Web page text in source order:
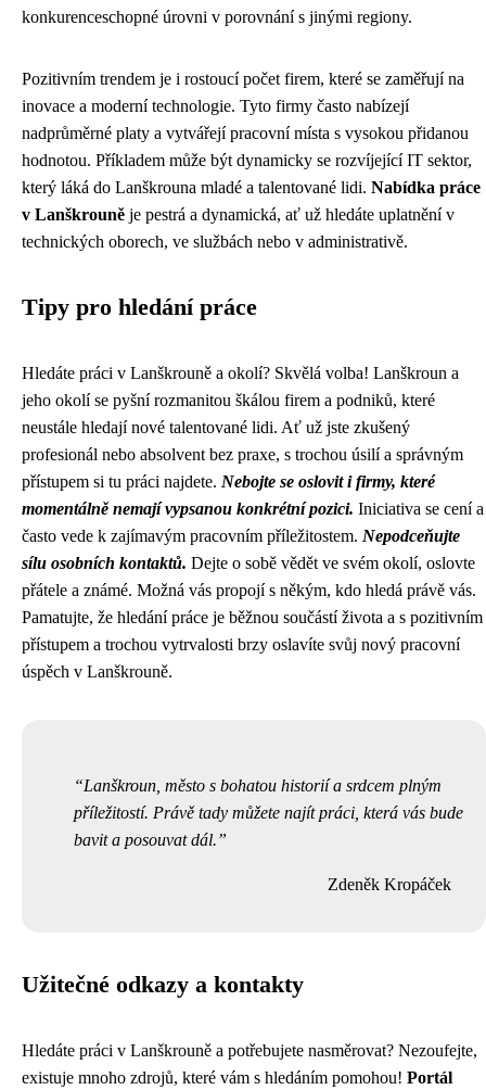
konkurenceschopné úrovni v porovnání s jinými regiony.
Pozitivním trendem je i rostoucí počet firem, které se zaměřují na
inovace a moderní technologie. Tyto firmy často nabízejí
nadprůměrné platy a vytvářejí pracovní místa s vysokou přidanou
hodnotou. Příkladem může být dynamicky se rozvíjející IT sektor,
který láká do Lanškrouna mladé a talentované lidi. Nabídka práce
v Lanškrouně je pestrá a dynamická, ať už hledáte uplatnění v
technických oborech, ve službách nebo v administrativě.
Tipy pro hledání práce
Hledáte práci v Lanškrouně a okolí? Skvělá volba! Lanškroun a
jeho okolí se pyšní rozmanitou škálou firem a podniků, které
neustále hledají nové talentované lidi. Ať už jste zkušený
profesionál nebo absolvent bez praxe, s trochou úsilí a správným
přístupem si tu práci najdete. Nebojte se oslovit i firmy, které
momentálně nemají vypsanou konkrétní pozici. Iniciativa se cení a
často vede k zajímavým pracovním příležitostem. Nepodceňujte
sílu osobních kontaktů. Dejte o sobě vědět ve svém okolí, oslovte
přátele a známé. Možná vás propojí s někým, kdo hledá právě vás.
Pamatujte, že hledání práce je běžnou součástí života a s pozitivním
přístupem a trochou vytrvalosti brzy oslavíte svůj nový pracovní
úspěch v Lanškrouně.
Lanškroun, město s bohatou historií a srdcem plným
příležitostí. Právě tady můžete najít práci, která vás bude
bavit a posouvat dál.
Zdeněk Kropáček
Užitečné odkazy a kontakty
Hledáte práci v Lanškrouně a potřebujete nasměrovat? Nezoufejte,
existuje mnoho zdrojů, které vám s hledáním pomohou! Portál